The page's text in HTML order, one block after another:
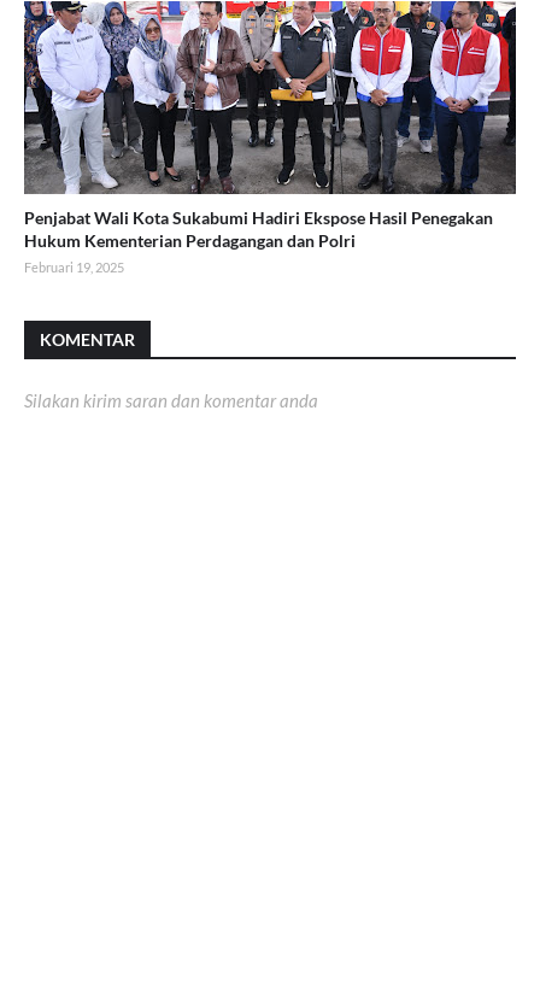
Penjabat Wali Kota Sukabumi Hadiri Ekspose Hasil Penegakan
Hukum Kementerian Perdagangan dan Polri
Februari 19, 2025
KOMENTAR
Silakan kirim saran dan komentar anda